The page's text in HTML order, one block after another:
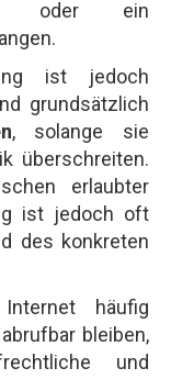
oder ein
ist jedoch
grundsätzlich
, solange sie
überschreiten.
erlaubter
ist jedoch oft
des konkreten
häufig
bleiben,
und